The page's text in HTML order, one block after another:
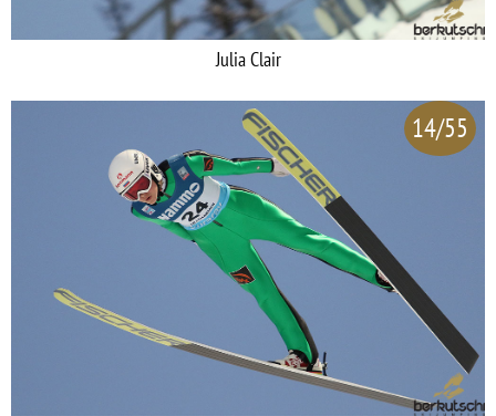
Julia Clair
14/55